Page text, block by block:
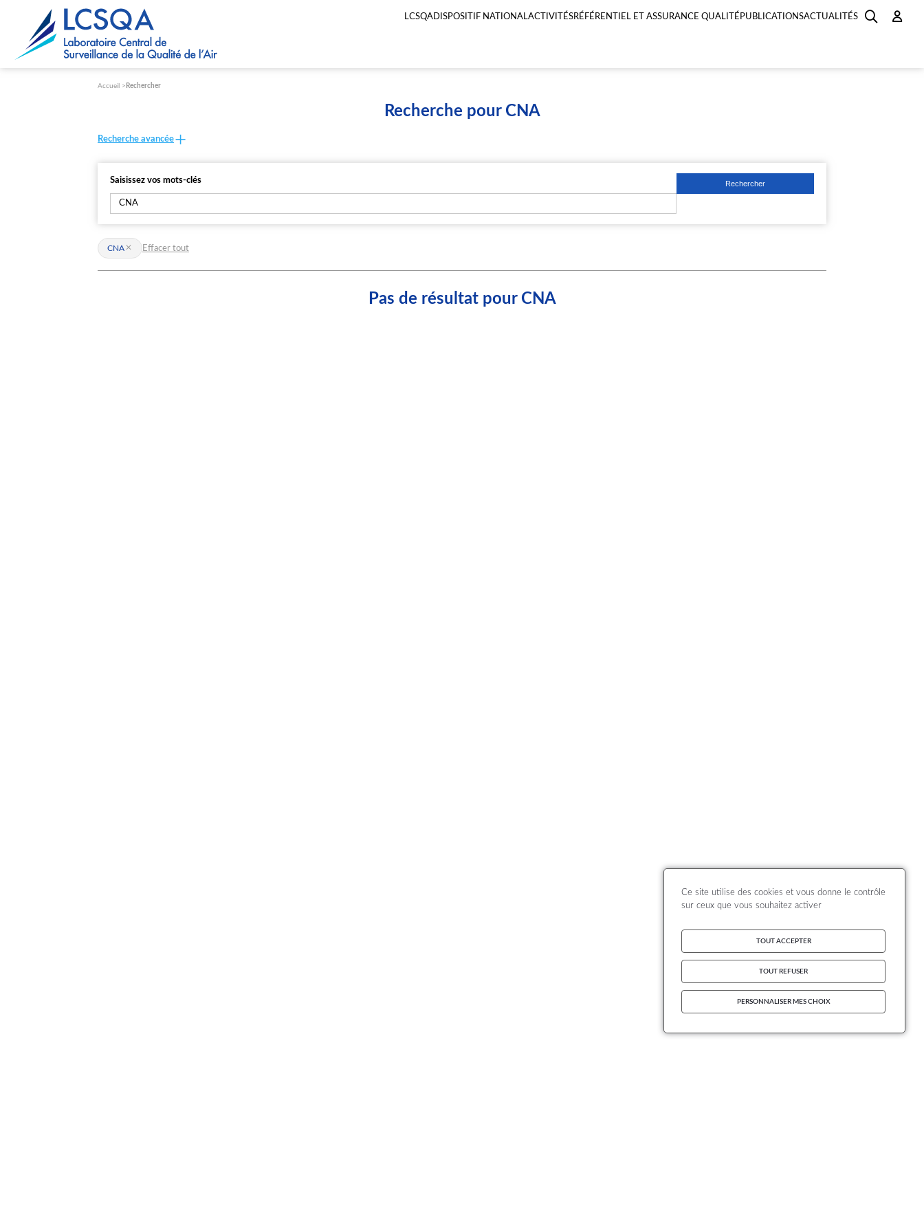
LCSQADISPOSITIF NATIONALACTIVITÉSRÉFÉRENTIEL ET ASSURANCE QUALITÉ PUBLICATIONSACTUALITÉS
Accueil Rechercher
Recherche pour CNA
Recherche avancée
Saisissez vos mots-clés
CNA Effacer tout
Pas de résultat pour CNA
Paramétrer les cookies
Ce site utilise des cookies et vous donne le contrôle
sur ceux que vous souhaitez activer
TOUT ACCEPTER
TOUT REFUSER
PERSONNALISER MES CHOIX